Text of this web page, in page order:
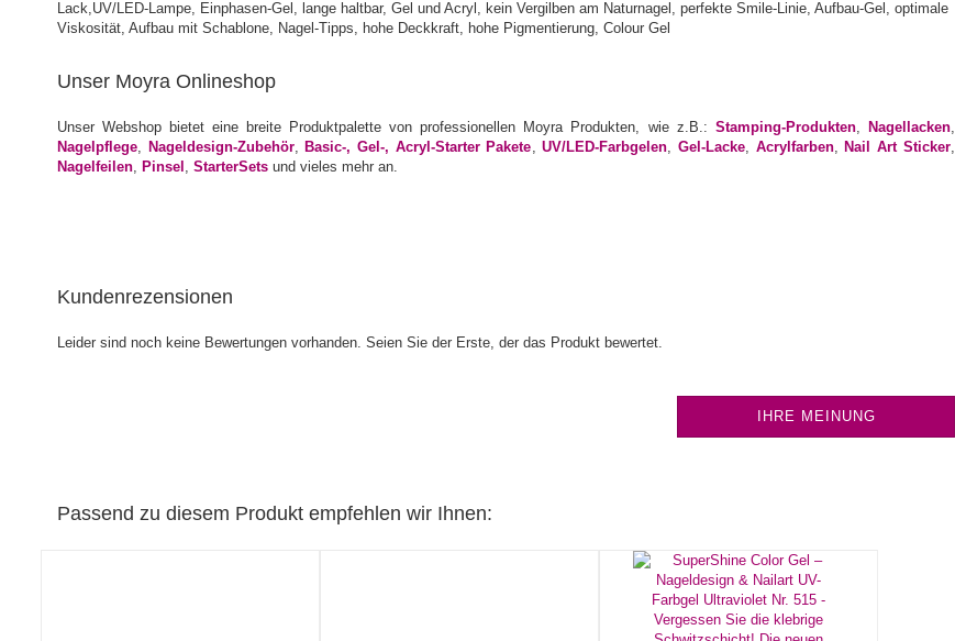
Unser Moyra Onlineshop
Unser Webshop bietet eine breite Produktpalette von professionellen Moyra Produkten, wie z.B.: Stamping-Produkten, Nagellacken,
Nagelpflege, Nageldesign-Zubehör, Basic-, Gel-, Acryl-Starter Pakete,UV/LED-Farbgelen, Gel-Lacke, Acrylfarben, Nail Art Sticker,
Nagelfeilen, Pinsel , StarterSets und vieles mehr an.
Kundenrezensionen
Leider sind noch keine Bewertungen vorhanden. Seien Sie der Erste, der das Produkt bewertet.
IHRE MEINUNG
Passend zu diesem Produkt empfehlen wir Ihnen: